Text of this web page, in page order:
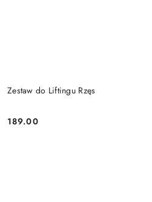
Zestaw do Liftingu Rzęs
Cena:
189.00